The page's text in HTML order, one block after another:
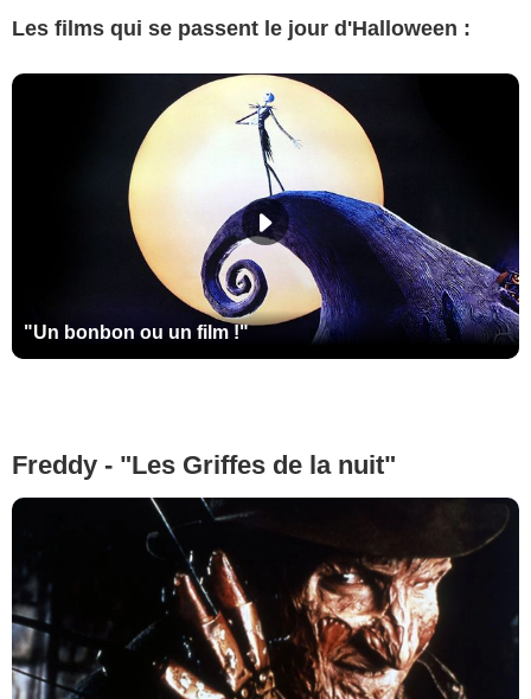
Les films qui se passent le jour d'Halloween :
"Un bonbon ou un film !"
Freddy - "Les Griffes de la nuit"